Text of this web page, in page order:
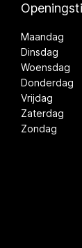
Maandag
Dinsdag
Woensdag
Donderdag
Vrijdag
Zaterdag
Zondag